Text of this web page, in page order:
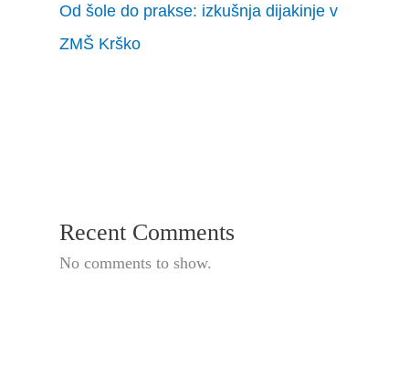
Od šole do prakse: izkušnja dijakinje v
ZMŠ Krško
Recent Comments
No comments to show.